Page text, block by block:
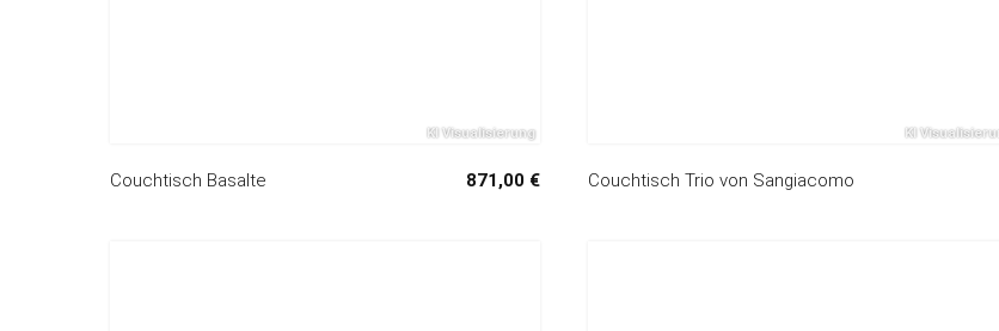
Couchtisch Basalte 871,00 € Couchtisch Trio von Sangiacomo